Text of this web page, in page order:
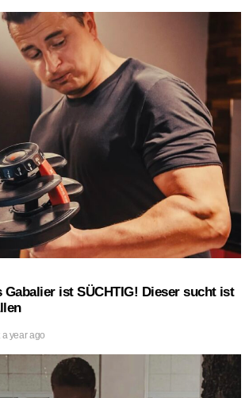
Gabalier ist SÜCHTIG! Dieser sucht ist
year ago